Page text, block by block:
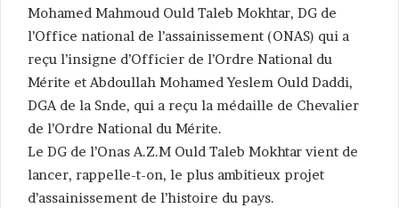
Mohamed Mahmoud Ould Taleb Mokhtar, DG de
l’Office national de l’assainissement (ONAS) qui a
reçu l’insigne d’Officier de l’Ordre National du
Mérite et Abdoullah Mohamed Yeslem Ould Daddi,
DGA de la Snde, qui a reçu la médaille de Chevalier
de l’Ordre National du Mérite.
Le DG de l’Onas A.Z.M Ould Taleb Mokhtar vient de
lancer, rappelle-t-on, le plus ambitieux projet
d’assainissement de l’histoire du pays.